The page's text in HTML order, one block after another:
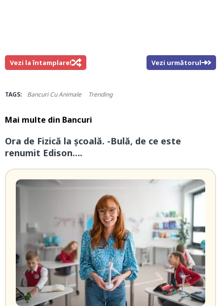
Vezi la întamplare! Vezi următorul
TAGS: Bancuri Cu Animale Trending
Mai multe din Bancuri
Ora de Fizică la școală. -Bulă, de ce este
renumit Edison….